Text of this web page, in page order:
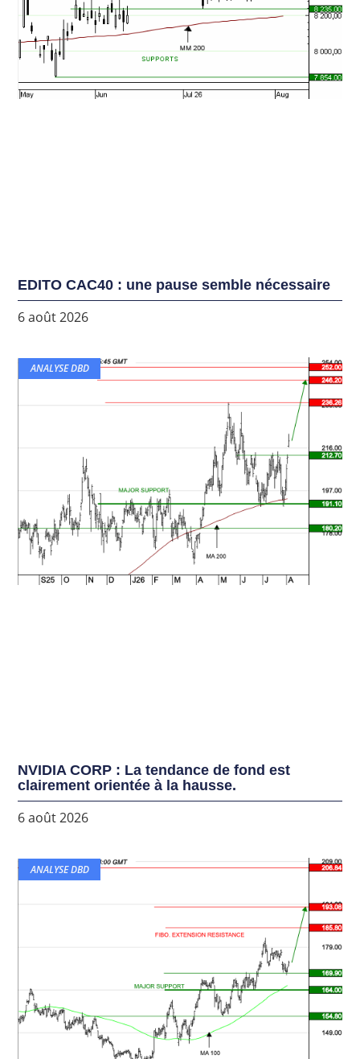
EDITO CAC40 : une pause semble nécessaire
6 août 2026
ANALYSE DBD
NVIDIA CORP : La tendance de fond est
clairement orientée à la hausse.
6 août 2026
ANALYSE DBD